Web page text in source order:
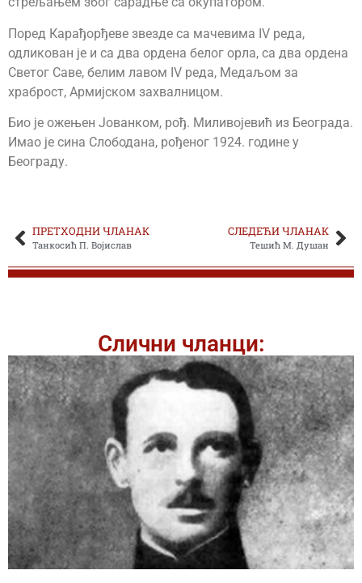
Поред Карађорђеве звезде са мачевима IV реда,
одликован је и са два ордена белог орла, са два ордена
Светог Саве, белим лавом IV реда, Медаљом за
храброст, Армијском захвалницом.
Био је ожењен Јованком, рођ. Миливојевић из Београда.
Имао је сина Слободана, рођеног 1924. године у
Београду.
ПРЕТХОДНИ ЧЛАНАК
Танкосић П. Војислав
СЛЕДЕЋИ ЧЛАНАК
Тешић М. Душан
Слични чланци: